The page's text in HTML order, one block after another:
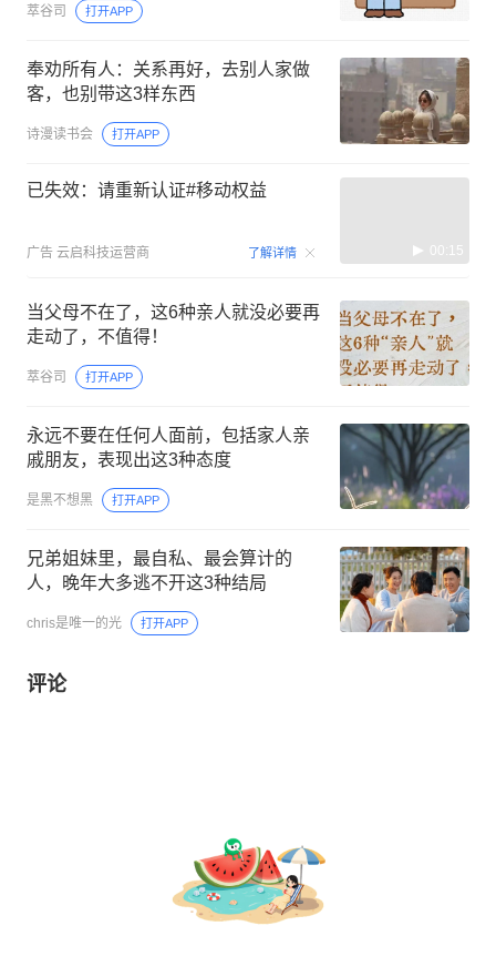
萃谷司 打开APP
奉劝所有人：关系再好，去别人家做
客，也别带这3样东西
诗漫读书会 打开APP
已失效：请重新认证#移动权益
广告 云启科技运营商 了解详情 00:15
当父母不在了，这6种亲人就没必要再
走动了，不值得！
萃谷司 打开APP
永远不要在任何人面前，包括家人亲
戚朋友，表现出这3种态度
是黑不想黑 打开APP
兄弟姐妹里，最自私、最会算计的
人，晚年大多逃不开这3种结局
chris是唯一的光 打开APP
评论